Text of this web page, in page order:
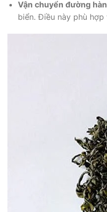
Vận chuyển đường
biển. Điều này phù